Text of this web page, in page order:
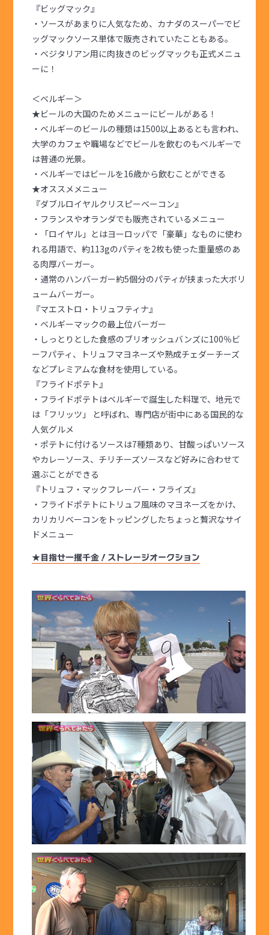
『ビッグマック』
・ソースがあまりに人気なため、カナダのスーパーでビ
ッグマックソース単体で販売されていたこともある。
・ベジタリアン用に肉抜きのビッグマックも正式メニュ
ーに！
＜ベルギー＞
★ビールの大国のためメニューにビールがある！
・ベルギーのビールの種類は1500以上あるとも言われ、
大学のカフェや職場などでビールを飲むのもベルギーで
は普通の光景。
・ベルギーではビールを16歳から飲むことができる
★オススメメニュー
『ダブルロイヤルクリスピーベーコン』
・フランスやオランダでも販売されているメニュー
・「ロイヤル」とはヨーロッパで「豪華」なものに使わ
れる用語で、約113gのパティを2枚も使った重量感のあ
る肉厚バーガー。
・通常のハンバーガー約5個分のパティが挟まった大ボリ
ュームバーガー。
『マエストロ・トリュフティナ』
・ベルギーマックの最上位バーガー
・しっとりとした食感のブリオッシュバンズに100％ビ
ーフパティ、トリュフマヨネーズや熟成チェダーチーズ
などプレミアムな食材を使用している。
『フライドポテト』
・フライドポテトはベルギーで誕生した料理で、地元で
は「フリッツ」 と呼ばれ、専門店が街中にある国民的な
人気グルメ
・ポテトに付けるソースは7種類あり、甘酸っぱいソース
やカレーソース、チリチーズソースなど好みに合わせて
選ぶことができる
『トリュフ・マックフレーバー・フライズ』
・フライドポテトにトリュフ風味のマヨネーズをかけ、
カリカリベーコンをトッピングしたちょっと贅沢なサイ
ドメニュー
★目指せ一攫千金！ストレージオークション